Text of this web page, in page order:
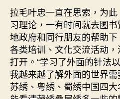
拉毛叶忠一直在思索，为
习理论，一有时间就去图
地政府和同行朋友的帮助下
各类培训、文化交流活动
打开。“学习了外面的针法
我越来越了解外面的世界
苏绣、粤绣、蜀绣中国四